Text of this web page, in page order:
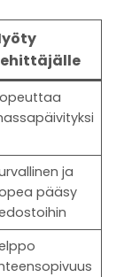
ja
pääsy